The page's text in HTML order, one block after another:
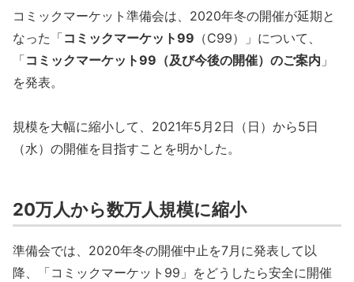
コミックマーケット準備会は、2020年冬の開催が延期と
なった「コミックマーケット99 （C99）」について、
「コミックマーケット99（及び今後の開催）のご案内 」
を発表。
規模を大幅に縮小して、2021年5月2日（日）から5日
（水）の開催を目指すことを明かした。
20万人から数万人規模に縮小
準備会では、2020年冬の開催中止を7月に発表して以
降、「コミックマーケット99」をどうしたら安全に開催